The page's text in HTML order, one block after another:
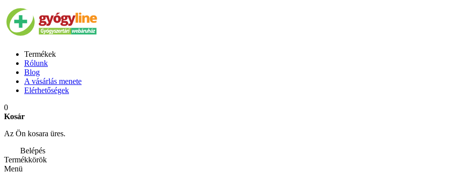
Termékek
Rólunk
Blog
A vásárlás menete
Elérhetőségek
0
Kosár
Az Ön kosara üres.
Belépés
Termékkörök
Menü